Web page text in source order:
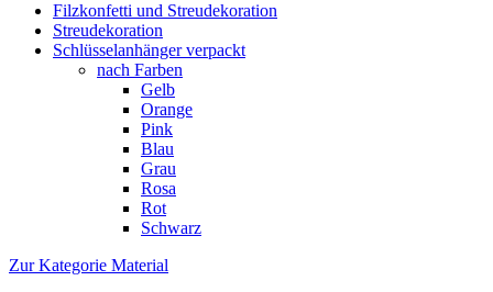
Filzkonfetti und Streudekoration
Streudekoration
Schlüsselanhänger verpackt
nach Farben
Gelb
Orange
Pink
Blau
Grau
Rosa
Rot
Schwarz
Zur Kategorie Material